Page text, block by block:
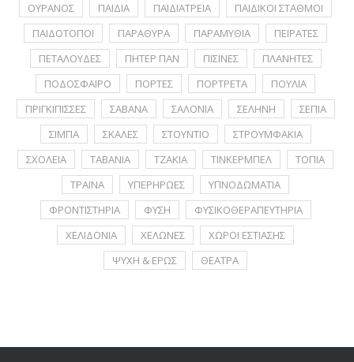
ΟΥΡΑΝΟΣ
ΠΑΙΔΙΑ ΠΑΙΔΙΑΤΡΕΙΑ
ΠΑΙΔΙΚΟΙ ΣΤΑΘΜΟΙ
ΠΑΙΔΟΤΟΠΟΙ
ΠΑΡΑΘΥΡΑ ΠΑΡΑΜΥΘΙΑ
ΠΕΙΡΑΤΕΣ
ΠΕΤΑΛΟΥΔΕΣ
ΠΗΤΕΡ ΠΑΝ ΠΙΣΙΝΕΣ
ΠΛΑΝΗΤΕΣ
ΠΟΔΟΣΦΑΙΡΟ
ΠΟΡΤΕΣ ΠΟΡΤΡΕΤA
ΠΟΥΛΙΑ
ΠΡΙΓΚΙΠΙΣΣΕΣ
ΣΑΒΑΝΑ ΣΑΛΟΝΙΑ ΣΕΛΗΝΗ
ΣΕΠΙΑ
ΣΙΜΠΑ
ΣΚΑΛΕΣ ΣΤΟΥΝΤΙΟ
ΣΤΡΟΥΜΦΑΚΙΑ
ΣΧΟΛΕΙΑ
ΤΑΒΑΝΙΑ ΤΖΑΚΙΑ ΤΙΝΚΕΡΜΠΕΛ
ΤΟΠΙΑ
ΤΡΑΙΝΑ
ΥΠΕΡΗΡΩΕΣ
ΥΠΝΟΔΩΜΑΤΙΑ
ΦΡΟΝΤΙΣΤΗΡΙΑ
ΦΥΣΗ
ΦΥΣΙΚΟΘΕΡΑΠΕΥΤΗΡΙΑ
ΧΕΛΙΔΟΝΙΑ
ΧΕΛΩΝΕΣ
ΧΩΡΟΙ ΕΣΤΙΑΣΗΣ
ΨΥΧΗ & ΕΡΩΣ
ΘΕΑΤΡΑ